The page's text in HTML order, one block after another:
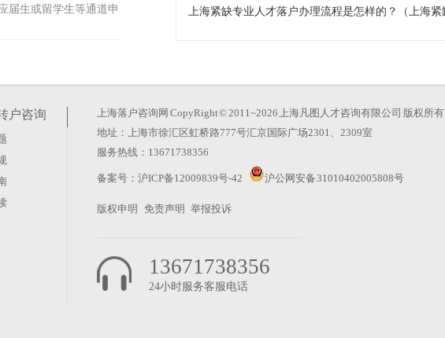
届生或留学生等通道申
学为例，每年约30%的
要1.3倍社保吗）
请人因社保基数未达到
户咨询 上海落户咨询网 CopyRight © 2011~2026 上海凡图人才咨询有限公司 版权所有
地址：上海市徐汇区虹桥路777号汇京国际广场2301、2309室
服务热线：13671738356
备案号： 沪ICP备12009839号-42 沪公网安备 31010402005808号
版权申明 免责声明 举报投诉
13671738356
24小时服务客服电话